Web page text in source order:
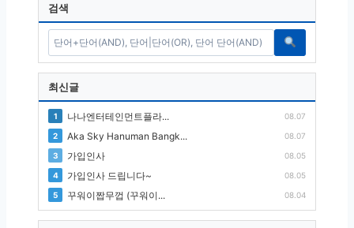
검색
최신글
1 나나엔터테인먼트플라... 08.07
2 Aka Sky Hanuman Bangk... 08.07
3 가입인사 08.05
4 가입인사 드립니다~ 08.05
5 꾸워이짭무껍 (꾸워이... 08.04